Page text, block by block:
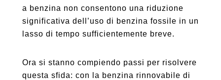
a benzina non consentono una riduzione
significativa dell’uso di benzina fossile in un
lasso di tempo sufficientemente breve.
Ora si stanno compiendo passi per risolvere
questa sfida: con la benzina rinnovabile di